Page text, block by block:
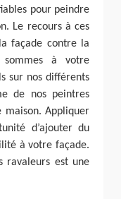
pour peindre
Le recours à ces
façade contre la
à votre
sur nos différents
de nos peintres
maison. Appliquer
d’ajouter du
à votre façade.
ravaleurs est une